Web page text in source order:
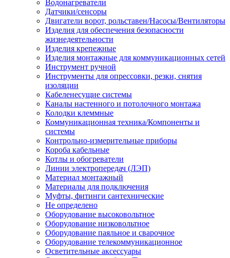
Водонагреватели
Датчики/сенсоры
Двигатели ворот, рольставен/Насосы/Вентиляторы
Изделия для обеспечения безопасности
жизнедеятельности
Изделия крепежные
Изделия монтажные для коммуникационных сетей
Инструмент ручной
Инструменты для опрессовки, резки, снятия
изоляции
Кабеленесущие системы
Каналы настенного и потолочного монтажа
Колодки клеммные
Коммуникационная техника/Компоненты и
системы
Контрольно-измерительные приборы
Короба кабельные
Котлы и обогреватели
Линии электропередач (ЛЭП)
Материал монтажный
Материалы для подключения
Муфты, фитинги сантехнические
Не определено
Оборудование высоковольтное
Оборудование низковольтное
Оборудование паяльное и сварочное
Оборудование телекоммуникационное
Осветительные аксессуары